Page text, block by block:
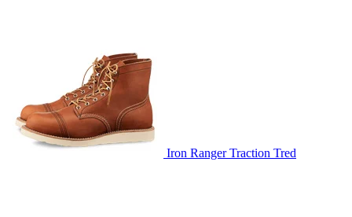
Iron Ranger Traction Tred